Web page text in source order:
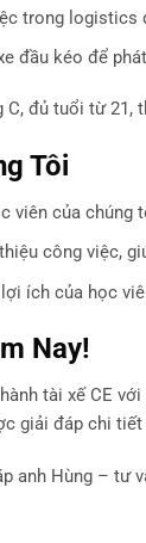
trong logistics
đầu kéo để
đủ tuổi từ 21,
Tôi
viên của chúng
công việc,
ích của học
Nay!
tài xế CE với
giải đáp chi tiết
anh Hùng – tư